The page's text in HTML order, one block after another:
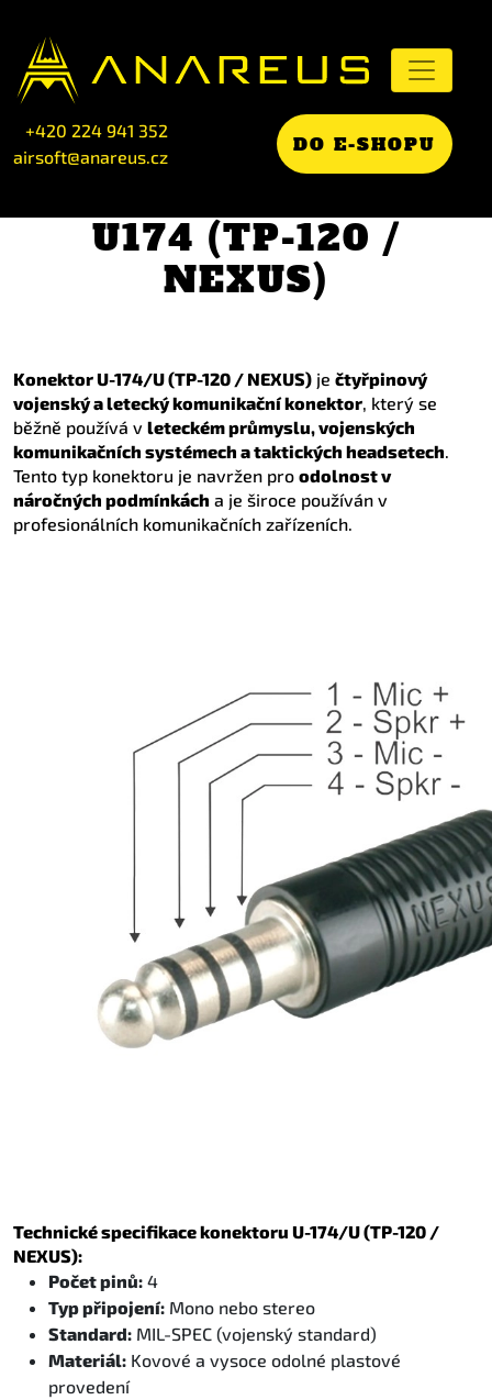
+420 224 941 352
airsoft@anareus.cz
DO E-SHOPU
U174 (TP-120 /
NEXUS)
Konektor U-174/U (TP-120 / NEXUS) je čtyřpinový
vojenský a letecký komunikační konektor, který se
běžně používá v leteckém průmyslu, vojenských
komunikačních systémech a taktických headsetech.
Tento typ konektoru je navržen pro odolnost v
náročných podmínkách a je široce používán v
profesionálních komunikačních zařízeních.
Technické specifikace konektoru U-174/U (TP-120 /
NEXUS):
Počet pinů: 4
Typ připojení: Mono nebo stereo
Standard: MIL-SPEC (vojenský standard)
Materiál: Kovové a vysoce odolné plastové
provedení